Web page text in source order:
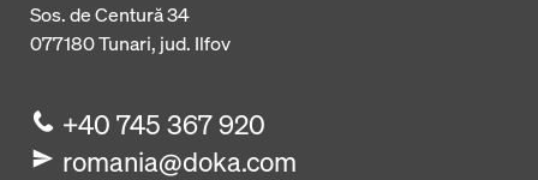
Sos. de Centură 34
077180Tunari, jud. Ilfov
+40 745 367 920
romania@doka.com